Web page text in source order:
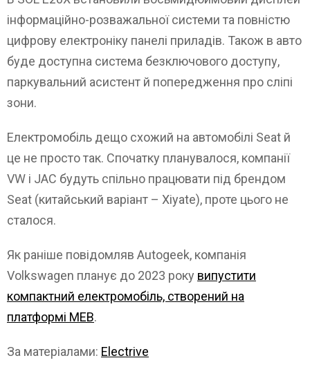
інформаційно-розважальної системи та повністю
цифрову електроніку панелі приладів. Також в авто
буде доступна система безключового доступу,
паркувальний асистент й попередження про сліпі
зони.
Електромобіль дещо схожий на автомобілі Seat й
це не просто так. Спочатку планувалося, компанії
VW і JAC будуть спільно працювати під брендом
Seat (китайський варіант – Xiyate), проте цього не
сталося.
Як раніше повідомляв Autogeek, компанія
Volkswagen планує до 2023 року випустити
компактний електромобіль, створений на
платформі MEB.
За матеріалами: Electrive